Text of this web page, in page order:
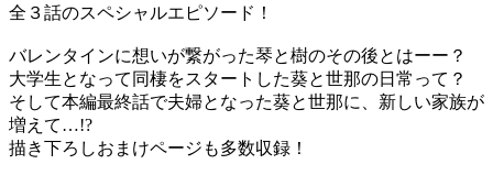
全３話のスペシャルエピソード！
バレンタインに想いが繋がった琴と樹のその後とはーー？
大学生となって同棲をスタートした葵と世那の日常って？
そして本編最終話で夫婦となった葵と世那に、新しい家族が
増えて…!?
描き下ろしおまけページも多数収録！